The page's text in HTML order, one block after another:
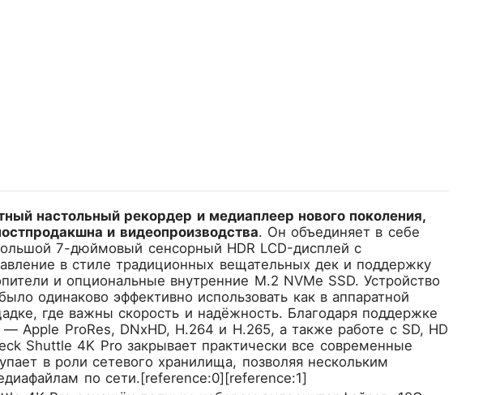
настольный рекордер и медиаплеер нового поколения,
и видеопроизводства. Он объединяет в себе
7-дюймовый сенсорный HDR LCD-дисплей с
в стиле традиционных вещательных дек и поддержку
и опциональные внутренние M.2 NVMe SSD. Устройство
одинаково эффективно использовать как в аппаратной
где важны скорость и надёжность. Благодаря поддержке
Apple ProRes, DNxHD, H.264 и H.265, а также работе с SD, HD
Shuttle 4K Pro закрывает практически все современные
в роли сетевого хранилища, позволяя нескольким
по сети.[reference:0][reference:1]